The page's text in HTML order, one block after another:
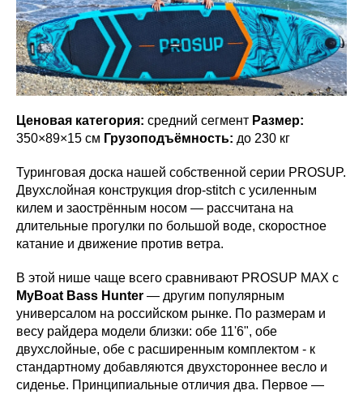
Ценовая категория: средний сегмент Размер:
350×89×15 см Грузоподъёмность: до 230 кг
Туринговая доска нашей собственной серии PROSUP.
Двухслойная конструкция drop-stitch с усиленным
килем и заострённым носом — рассчитана на
длительные прогулки по большой воде, скоростное
катание и движение против ветра.
В этой нише чаще всего сравнивают PROSUP MAX с
MyBoat Bass Hunter — другим популярным
универсалом на российском рынке. По размерам и
весу райдера модели близки: обе 11'6", обе
двухслойные, обе с расширенным комплектом - к
стандартному добавляются двухстороннее весло и
сиденье. Принципиальные отличия два. Первое —